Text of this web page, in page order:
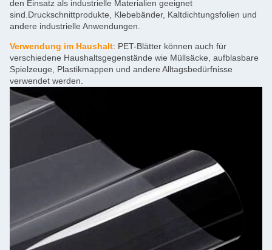
den Einsatz als industrielle Materialien geeignet
sind.Druckschnittprodukte, Klebebänder, Kaltdichtungsfolien und
andere industrielle Anwendungen.
Verwendung im Haushalt: PET-Blätter können auch für
verschiedene Haushaltsgegenstände wie Müllsäcke, aufblasbare
Spielzeuge, Plastikmappen und andere Alltagsbedürfnisse
verwendet werden.